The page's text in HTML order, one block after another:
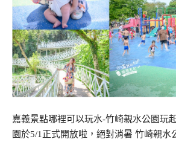
嘉義景點哪裡可以玩水-竹崎親水公園玩
園於5/1正式開放啦，絕對消暑 竹崎親